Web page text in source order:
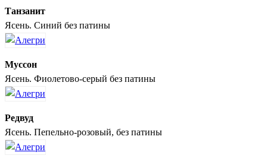
Танзанит
Ясень. Синий без патины
Муссон
Ясень. Фиолетово-серый без патины
Редвуд
Ясень. Пепельно-розовый, без патины